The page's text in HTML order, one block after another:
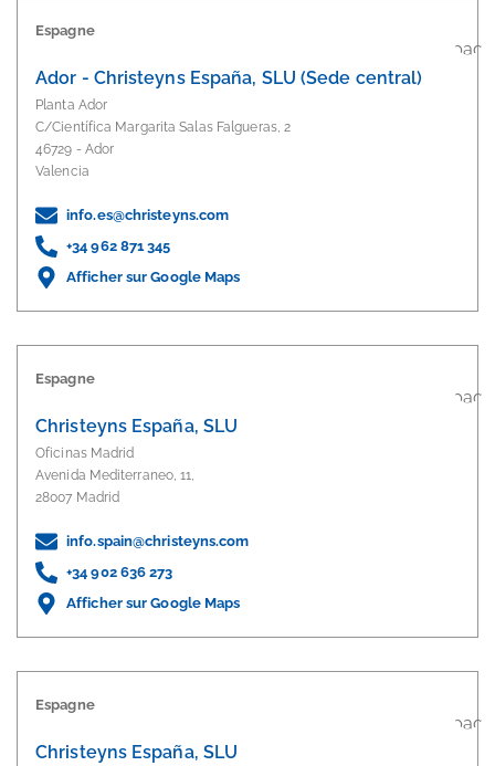
Espagne
Ador - Christeyns España, SLU (Sede central)
Planta Ador
C/Científica Margarita Salas Falgueras, 2
46729 - Ador
Valencia
info.es@christeyns.com
+34 962 871 345
Afficher sur Google Maps
Espagne
Christeyns España, SLU
Oficinas Madrid
Avenida Mediterraneo, 11,
28007 Madrid
info.spain@christeyns.com
+34 902 636 273
Afficher sur Google Maps
Espagne
Christeyns España, SLU